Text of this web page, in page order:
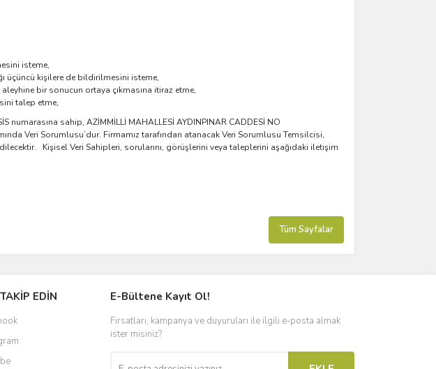
isteme,
üçüncü kişilere de bildirilmesini isteme,
bir sonucun ortaya çıkmasına itiraz etme,
talep etme,
numarasına sahip, AZİMMİLLİ MAHALLESİ AYDINPINAR CADDESİ NO
Veri Sorumlusu’dur. Firmamız tarafından atanacak Veri Sorumlusu Temsilcisi,
Kişisel Veri Sahipleri, sorularını, görüşlerini veya taleplerini aşağıdaki iletişim
Tüm Sayfalar
EDİN E-Bültene Kayıt Ol!
Fırsatları, kampanya ve duyuruları ile ilgili e-posta almak
ister misiniz?